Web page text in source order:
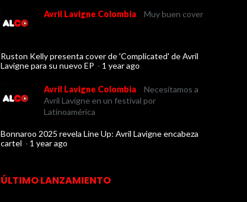
Avril Lavigne Colombia Muy buen cover
Ruston Kelly presenta cover de 'Complicated' de Avril
Lavigne para su nuevo EP · 1 year ago
Avril Lavigne Colombia
Necesitamos a
Avril Lavigne en un festival por
Latinoamérica
Bonnaroo 2025 revela Line Up: Avril Lavigne encabeza
cartel · 1 year ago
ÚLTIMO LANZAMIENTO